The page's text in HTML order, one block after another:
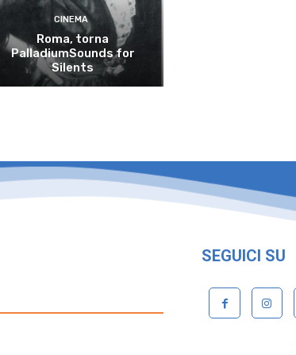
CINEMA
Roma, torna
PalladiumSounds for
Silents
SEGUICI SU